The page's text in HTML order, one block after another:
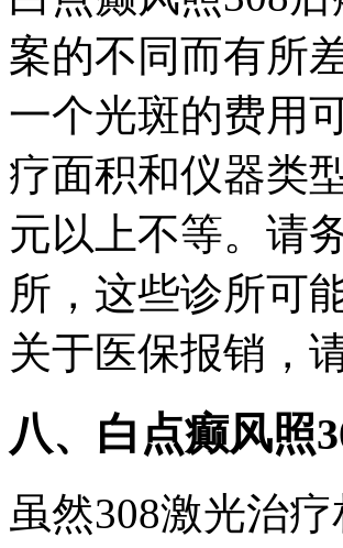
案的不同而有所
一个光斑的费用
疗面积和仪器类
元以上不等。请
所，这些诊所可
关于医保报销，
八、白点癫风照
虽然308激光治